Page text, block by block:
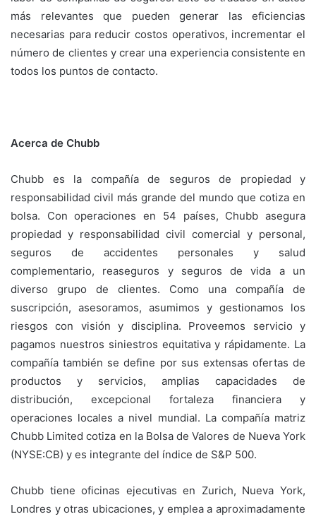
más relevantes que pueden generar las eficiencias
necesarias para reducir costos operativos, incrementar el
número de clientes y crear una experiencia consistente en
todos los puntos de contacto.
Acerca de Chubb
Chubb es la compañía de seguros de propiedad y
responsabilidad civil más grande del mundo que cotiza en
bolsa. Con operaciones en 54 países, Chubb asegura
propiedad y responsabilidad civil comercial y personal,
seguros de accidentes personales y salud
complementario, reaseguros y seguros de vida a un
diverso grupo de clientes. Como una compañía de
suscripción, asesoramos, asumimos y gestionamos los
riesgos con visión y disciplina. Proveemos servicio y
pagamos nuestros siniestros equitativa y rápidamente. La
compañía también se define por sus extensas ofertas de
productos y servicios, amplias capacidades de
distribución, excepcional fortaleza financiera y
operaciones locales a nivel mundial. La compañía matriz
Chubb Limited cotiza en la Bolsa de Valores de Nueva York
(NYSE:CB) y es integrante del índice de S&P 500.
Chubb tiene oficinas ejecutivas en Zurich, Nueva York,
Londres y otras ubicaciones, y emplea a aproximadamente